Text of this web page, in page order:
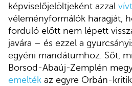
képviselőjelöltjeként azzal
véleményformálók haragját,
forduló előtt nem lépett
javára – és ezzel a
egyéni mandátumhoz. Sőt,
Borsod-Abaúj-Zemplén
emelték az egyre Orbán-